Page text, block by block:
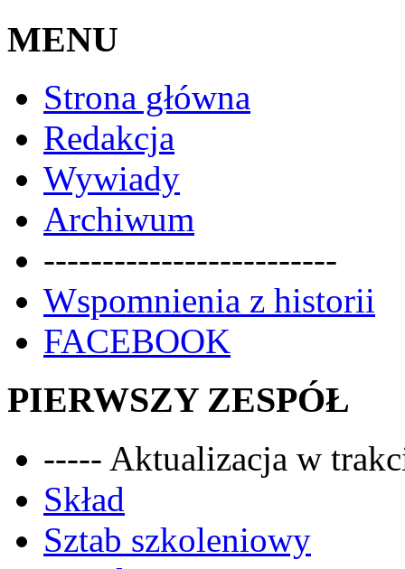
MENU
Strona główna
Redakcja
Wywiady
Archiwum
-------------------------
Wspomnienia z historii
FACEBOOK
PIERWSZY ZESPÓŁ
----- Aktualizacja w
Skład
Sztab szkoleniowy